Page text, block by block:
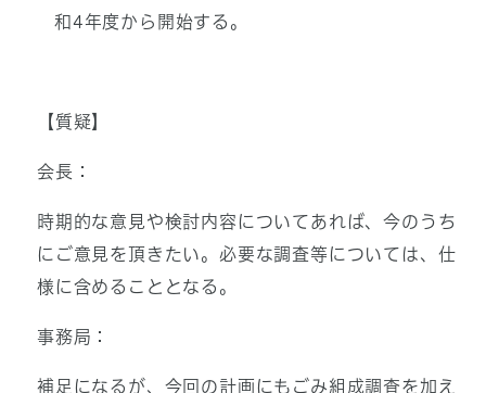
和4年度から開始する。
【質疑】
会長：
時期的な意見や検討内容についてあれば、今のうち
にご意見を頂きたい。必要な調査等については、仕
様に含めることとなる。
事務局：
補足になるが、今回の計画にもごみ組成調査を加え